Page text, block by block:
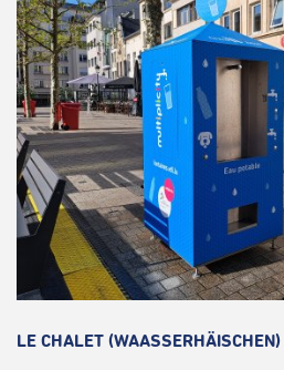
LE CHALET (WAASSERHÄISCHEN)